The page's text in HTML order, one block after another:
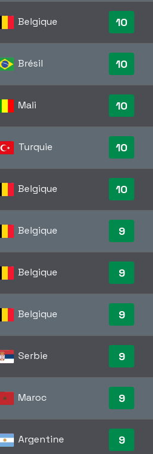
Belgique 10
Brésil 10
Mali 10
Turquie 10
Belgique 10
Belgique 9
Belgique 9
Belgique 9
Serbie 9
Maroc 9
Argentine 9